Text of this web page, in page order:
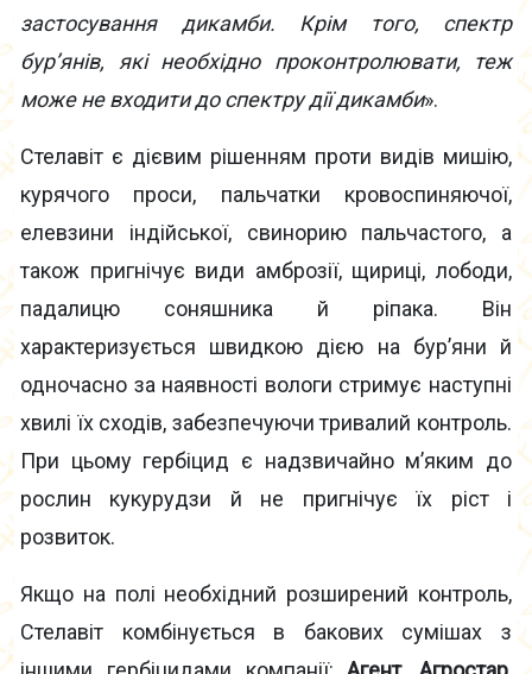
застосування дикамби. Крім того, спектр
бур’янів, які необхідно проконтролювати, теж
може не входити до спектру дії дикамби».
Стелавіт є дієвим рішенням проти видів мишію,
курячого проси, пальчатки кровоспиняючої,
елевзини індійської, свинорию пальчастого, а
також пригнічує види амброзії, щириці, лободи,
падалицю соняшника й ріпака. Він
характеризується швидкою дією на бур’яни й
одночасно за наявності вологи стримує наступні
хвилі їх сходів, забезпечуючи тривалий контроль.
При цьому гербіцид є надзвичайно м’яким до
рослин кукурудзи й не пригнічує їх ріст і
розвиток.
Якщо на полі необхідний розширений контроль,
Стелавіт комбінується в бакових сумішах з